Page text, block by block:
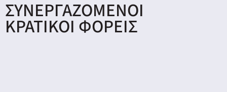
ΣΥΝΕΡΓΑΖΟΜΕΝΟΙ
ΚΡΑΤΙΚΟΙ ΦΟΡΕΙΣ